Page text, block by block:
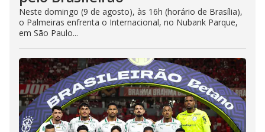
Neste domingo (9 de agosto), às 16h (horário de Brasília),
o Palmeiras enfrenta o Internacional, no Nubank Parque,
em São Paulo...